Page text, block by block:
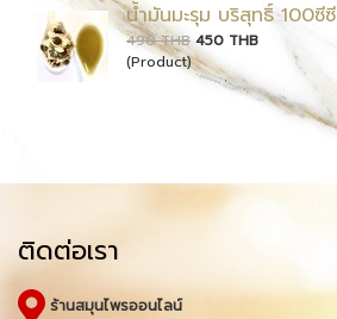
น้ำมันมะรุม บริสุทธิ์ 100ซีซี
490 THB 450 THB
(Product)
ติดต่อเรา
ร้านสมุนไพรออนไลน์